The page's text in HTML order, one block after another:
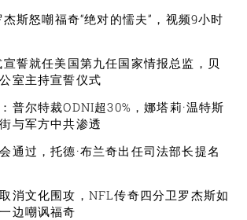
斯怒嘲福奇“绝对的懦夫”，视频9小时
宣誓就任美国第九任国家情报总监，贝
室主持宣誓仪式
普尔特裁ODNI超30%，娜塔莉·温特斯
与军方中共渗透
通过，托德·布兰奇出任司法部长提名
消文化围攻，NFL传奇四分卫罗杰斯如
边嘲讽福奇